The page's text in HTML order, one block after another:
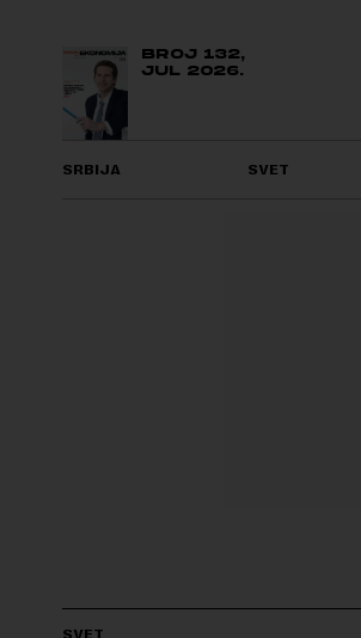
BROJ 132,
JUL 2026.
SRBIJA SVET
SVET